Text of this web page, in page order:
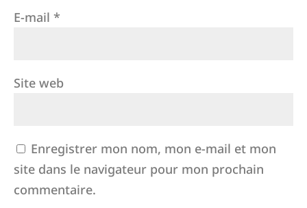
E-mail *
Site web
Enregistrer mon nom, mon e-mail et mon
site dans le navigateur pour mon prochain
commentaire.